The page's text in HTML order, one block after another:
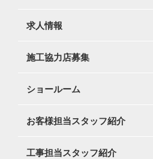
求人情報
施工協力店募集
ショールーム
お客様担当スタッフ紹介
工事担当スタッフ紹介